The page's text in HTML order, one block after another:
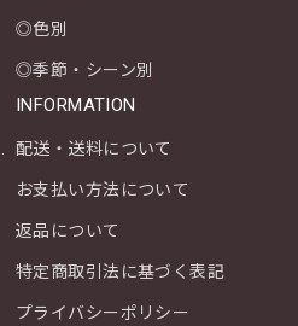
◎色別
◎季節・シーン別
ようこそ
INFORMATION
配送・送料について
お支払い方法について
返品について
特定商取引法に基づく表記
プライバシーポリシー